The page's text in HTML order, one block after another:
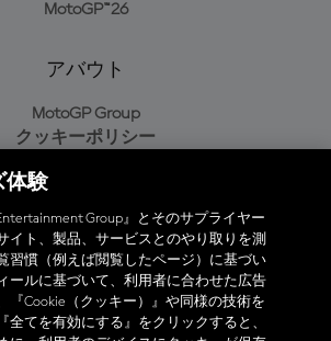
MotoGP™26
アバウト
MotoGP Group
クッキーポリシー
ライバシーポリシー
購入ポリシー
オフィシャルアプリ
体験
Entertainment Group』とそのサプライヤー
イト、製品、サービスとのやり取りを測
習慣（例えば閲覧したページ）に基づい
ールに基づいて、利用者に合わせた広告
『Cookie（クッキー）』や同様の技術を
全てを有効にする』をクリックすると、